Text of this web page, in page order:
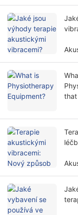
a
and
way.